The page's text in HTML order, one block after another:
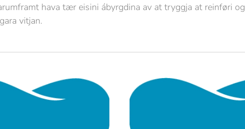
hava tær eisini ábyrgdina av at tryggja at reinføri og
vitjan.